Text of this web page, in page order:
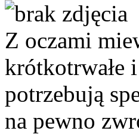
Z oczami
krótkotrwałe
potrzebują
na pewno